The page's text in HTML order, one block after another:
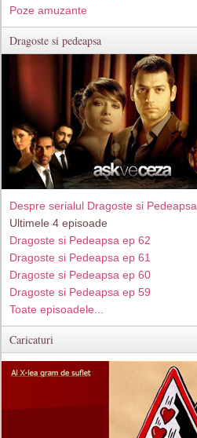
Poze amuzante
Dragoste si pedeapsa
Despre serialul Dragoste si Pedeapsa
Ultimele 4 episoade
Dragoste si Pedeapsa ep 62
Dragoste si Pedeapsa ep 61
Dragoste si Pedeapsa ep 60
Dragoste si Pedeapsa ep 59
Toate episoadele...
Caricaturi